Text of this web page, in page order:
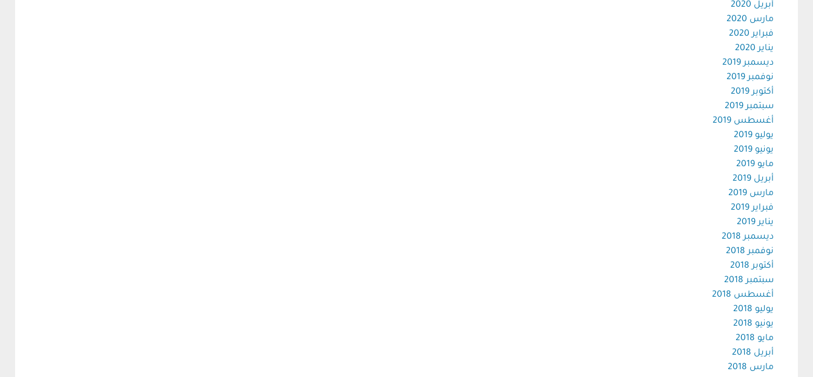
أبريل 2020
مارس 2020
فبراير 2020
يناير 2020
ديسمبر 2019
نوفمبر 2019
أكتوبر 2019
سبتمبر 2019
أغسطس 2019
يوليو 2019
يونيو 2019
مايو 2019
أبريل 2019
مارس 2019
فبراير 2019
يناير 2019
ديسمبر 2018
نوفمبر 2018
أكتوبر 2018
سبتمبر 2018
أغسطس 2018
يوليو 2018
يونيو 2018
مايو 2018
أبريل 2018
مارس 2018